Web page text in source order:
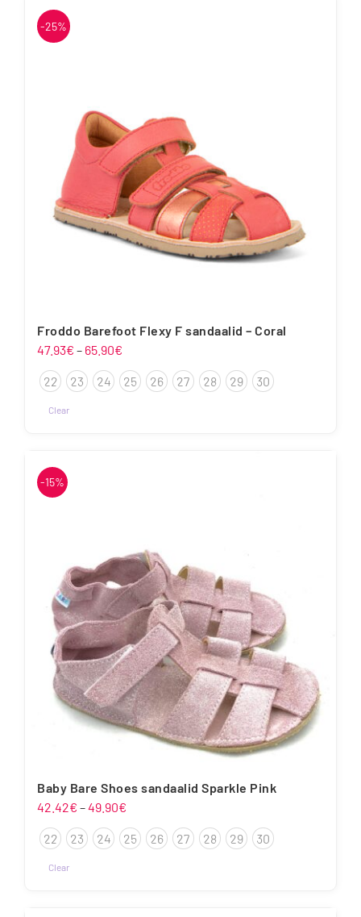
-25%
Froddo Barefoot Flexy F sandaalid – Coral
47.93€ – 65.90€
47.93€
kuni
22 23 24 25 26 27 28 29 30
Clear
on
mitu
tootelehel.
-15%
Baby Bare Shoes sandaalid Sparkle Pink
42.42€ –49.90€
42.42€
kuni
22 23 24 25 26 27 28 29 30
Clear